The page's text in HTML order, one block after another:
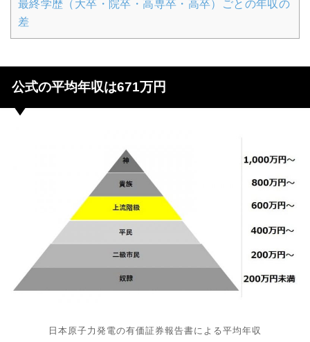
最終学歴（大卒・院卒・高専卒・高卒）ごとの年収の
差
公式の平均年収は671万円
日本原子力発電の有価証券報告書による平均年収